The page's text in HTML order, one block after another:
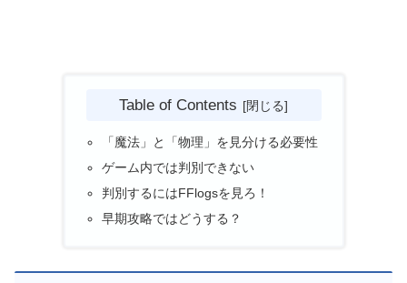
Table of Contents
「魔法」と「物理」を見分ける必要性
ゲーム内では判別できない
判別するにはFFlogsを見ろ！
早期攻略ではどうする？